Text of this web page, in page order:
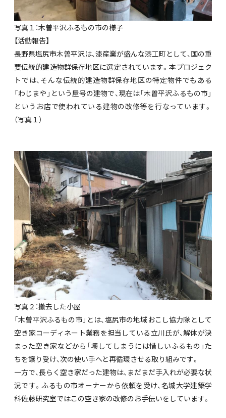
写真１：木曽平沢ふるもの市の様子
【活動報告】
長野県塩尻市木曽平沢は、漆産業が盛んな漆工町として、国の重
要伝統的建造物群保存地区に選定されています。本プロジェク
トでは、そんな伝統的建造物群保存地区の特定物件でもある
「わじまや」という屋号の建物で、現在は「木曽平沢ふるもの市」
というお店で使われている建物の改修等を行なっています。
（写真１）
写真２：撤去した小屋
「木曽平沢ふるもの市」とは、塩尻市の地域おこし協力隊として
空き家コーディネート業務を担当している立川氏が、解体が決
まった空き家などから「壊してしまうには惜しいふるもの」た
ちを譲り受け、次の使い手へと再循環させる取り組みです。
一方で、長らく空き家だった建物は、まだまだ手入れが必要な状
況です。ふるもの市オーナーから依頼を受け、名城大学建築学
科佐藤研究室ではこの空き家の改修のお手伝いをしています。